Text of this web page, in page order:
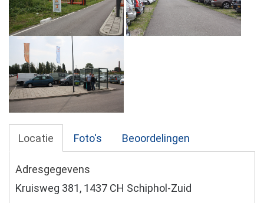
Locatie Foto's Beoordelingen
Adresgegevens
Kruisweg 381, 1437 CH Schiphol-Zuid